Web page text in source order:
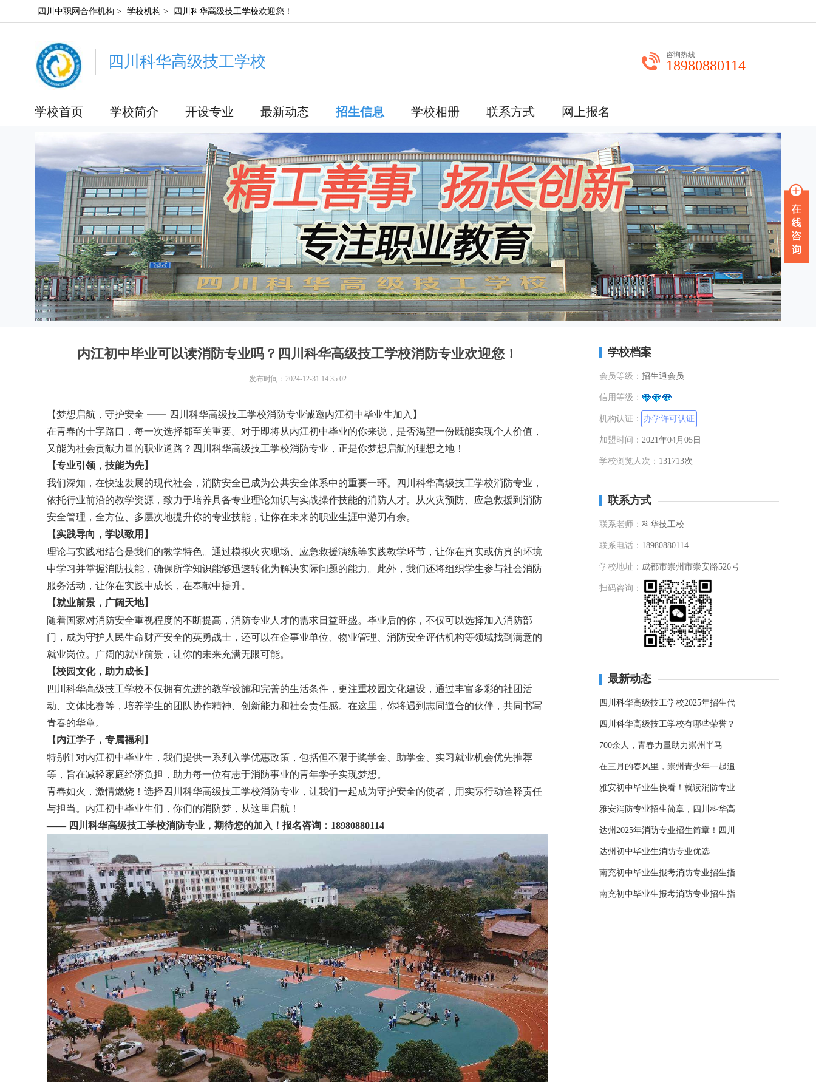
四川中职网 合作机构 > 学校机构 > 四川科华高级技工学校欢迎您！
四川科华高级技工学校 咨询热线
18980880114
学校首页 学校简介 开设专业 最新动态 招生信息 学校相册 联系方式 网上报名
内江初中毕业可以读消防专业吗？四川科华高级技工学校消防专业欢迎您！
发布时间：2024-12-31 14:35:02
【梦想启航，守护安全 —— 四川科华高级技工学校消防专业诚邀内江初中毕业生加入】
在青春的十字路口，每一次选择都至关重要。对于即将从内江初中毕业的你来说，是否渴望一份既能实现个人价值，
又能为社会贡献力量的职业道路？四川科华高级技工学校消防专业，正是你梦想启航的理想之地！
【专业引领，技能为先】
我们深知，在快速发展的现代社会，消防安全已成为公共安全体系中的重要一环。四川科华高级技工学校消防专业，
依托行业前沿的教学资源，致力于培养具备专业理论知识与实战操作技能的消防人才。从火灾预防、应急救援到消防
安全管理，全方位、多层次地提升你的专业技能，让你在未来的职业生涯中游刃有余。
【实践导向，学以致用】
理论与实践相结合是我们的教学特色。通过模拟火灾现场、应急救援演练等实践教学环节，让你在真实或仿真的环境
中学习并掌握消防技能，确保所学知识能够迅速转化为解决实际问题的能力。此外，我们还将组织学生参与社会消防
服务活动，让你在实践中成长，在奉献中提升。
【就业前景，广阔天地】
随着国家对消防安全重视程度的不断提高，消防专业人才的需求日益旺盛。毕业后的你，不仅可以选择加入消防部
门，成为守护人民生命财产安全的英勇战士，还可以在企事业单位、物业管理、消防安全评估机构等领域找到满意的
就业岗位。广阔的就业前景，让你的未来充满无限可能。
【校园文化，助力成长】
四川科华高级技工学校不仅拥有先进的教学设施和完善的生活条件，更注重校园文化建设，通过丰富多彩的社团活
动、文体比赛等，培养学生的团队协作精神、创新能力和社会责任感。在这里，你将遇到志同道合的伙伴，共同书写
青春的华章。
【内江学子，专属福利】
特别针对内江初中毕业生，我们提供一系列入学优惠政策，包括但不限于奖学金、助学金、实习就业机会优先推荐
等，旨在减轻家庭经济负担，助力每一位有志于消防事业的青年学子实现梦想。
青春如火，激情燃烧！选择四川科华高级技工学校消防专业，让我们一起成为守护安全的使者，用实际行动诠释责任
与担当。内江初中毕业生们，你们的消防梦，从这里启航！
—— 四川科华高级技工学校消防专业，期待您的加入！报名咨询：18980880114
学校档案
会员等级： 招生通会员
信用等级：
机构认证： 办学许可认证
加盟时间： 2021年04月05日
学校浏览人次： 131713次
联系方式
联系老师： 科华技工校
联系电话： 18980880114
学校地址： 成都市崇州市崇安路526号
扫码咨询：
最新动态
四川科华高级技工学校2025年招生代
四川科华高级技工学校有哪些荣誉？
700余人，青春力量助力崇州半马
在三月的春风里，崇州青少年一起追
雅安初中毕业生快看！就读消防专业
雅安消防专业招生简章，四川科华高
达州2025年消防专业招生简章！四川
达州初中毕业生消防专业优选 ——
南充初中毕业生报考消防专业招生指
南充初中毕业生报考消防专业招生指